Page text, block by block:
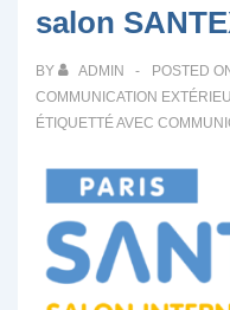
salon
BY ADMIN POSTED
COMMUNICATION
ÉTIQUETTÉ AVEC